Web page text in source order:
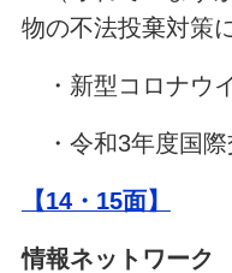
物の不法投棄対策
・新型コロナウ
・令和3年度国際
【14・15面】
情報ネットワーク